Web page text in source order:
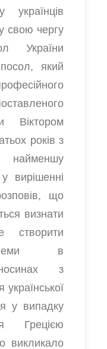
українців
свою чергу
України
який
Віктором
років з
найменшу
у вирішенні
що
визнати
створити
в
з
у випадку
Грецією
викликало